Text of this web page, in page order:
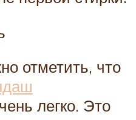
отметить, что
легко. Это